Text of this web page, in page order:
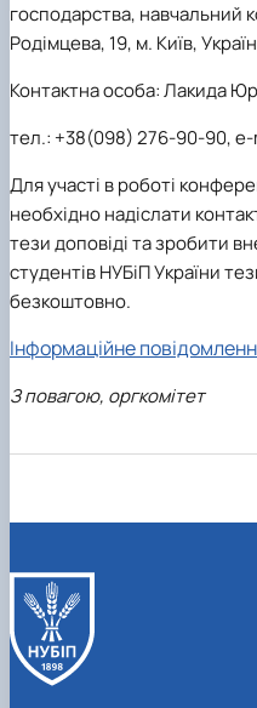
господарства, навчальний
Родімцева, 19, м. Київ,
Контактна особа:Лакида
тел.: +38(098)276-90-90,
Для участі в роботі
необхідно надіслати
тези доповіді та зробити
студентів НУБіП України
безкоштовно.
Інформаційне
З повагою, оргкомітет